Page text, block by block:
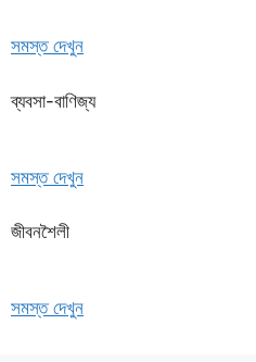
সমস্ত দেখুন
ব্যবসা-বাণিজ্য
সমস্ত দেখুন
জীবনশৈলী
সমস্ত দেখুন